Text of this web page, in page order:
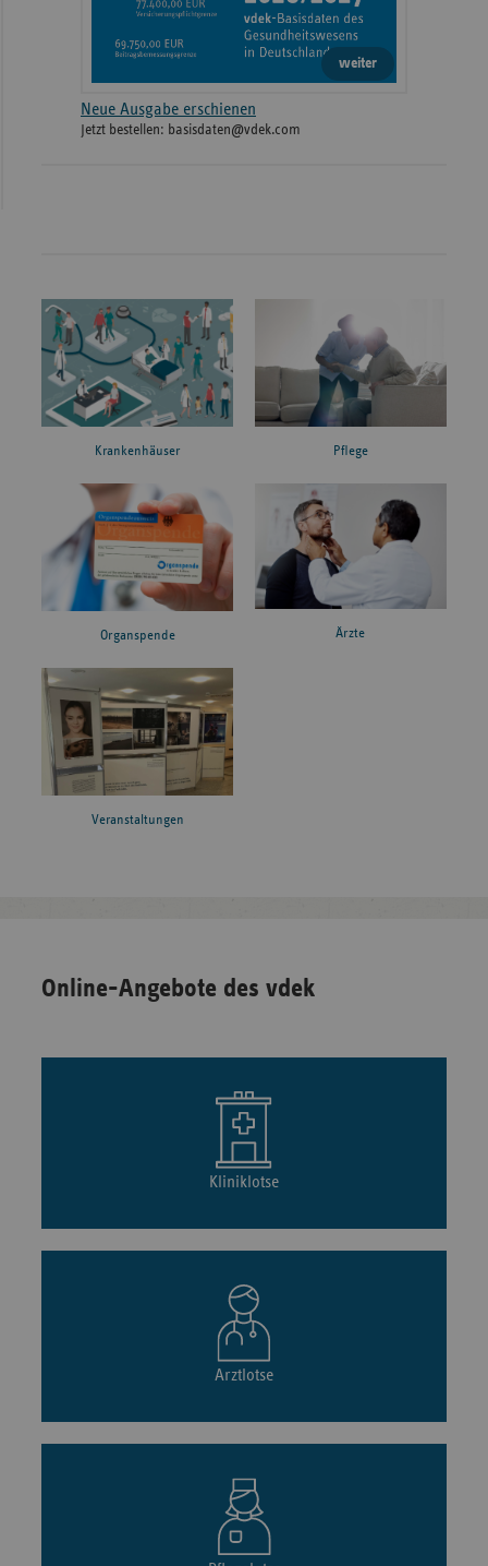
weiter
Neue Ausgabe erschienen
Jetzt bestellen: basisdaten@vdek.com
Krankenhäuser Pflege
Organspende Ärzte
Veranstaltungen
Online-Angebote des vdek
Kliniklotse
Arztlotse